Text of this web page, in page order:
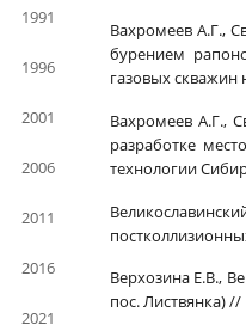
1991
1996
2001
2006
2011
2016
2021
Вахромеев А.Г.,
бурением
газовых скважин
Вахромеев А.Г.,
разработке
технологии
Верхозина Е.В.,
пос. Листвянка) //